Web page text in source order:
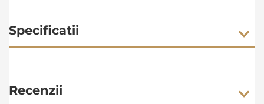
Specificatii
Recenzii